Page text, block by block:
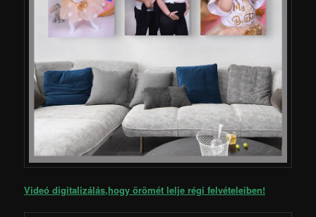
Videó digitalizálás,hogy örömét lelje régi felvételeiben!